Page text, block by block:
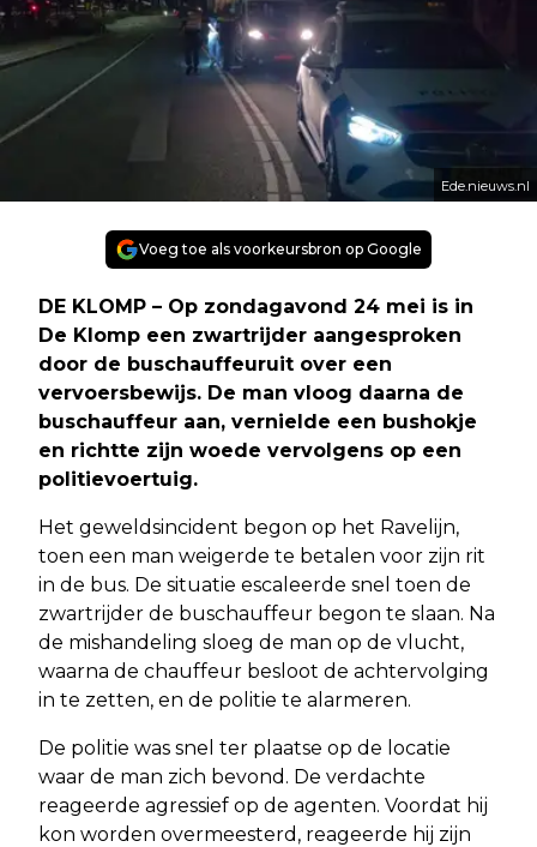
Ede.nieuws.nl
Voeg toe als voorkeursbron op Google
DE KLOMP – Op zondagavond 24 mei is in
De Klomp een zwartrijder aangesproken
door de buschauffeuruit over een
vervoersbewijs. De man vloog daarna de
buschauffeur aan, vernielde een bushokje
en richtte zijn woede vervolgens op een
politievoertuig.
Het geweldsincident begon op het Ravelijn,
toen een man weigerde te betalen voor zijn rit
in de bus. De situatie escaleerde snel toen de
zwartrijder de buschauffeur begon te slaan. Na
de mishandeling sloeg de man op de vlucht,
waarna de chauffeur besloot de achtervolging
in te zetten, en de politie te alarmeren.
De politie was snel ter plaatse op de locatie
waar de man zich bevond. De verdachte
reageerde agressief op de agenten. Voordat hij
kon worden overmeesterd, reageerde hij zijn